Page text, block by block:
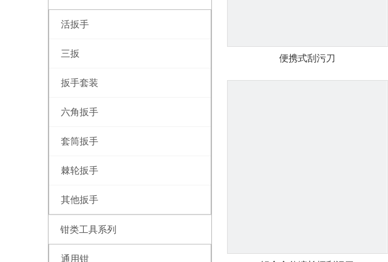
活扳手
三扳
扳手套装
六角扳手
套筒扳手
棘轮扳手
其他扳手
钳类工具系列
通用钳
便携式刮污刀